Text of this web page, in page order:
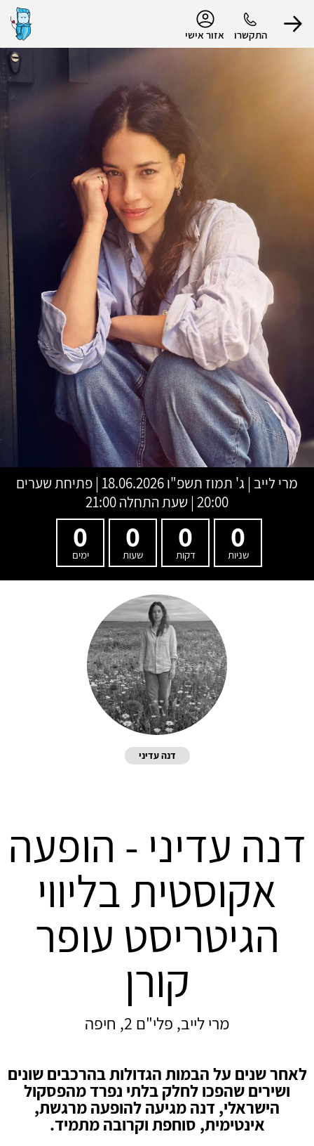
התקשרו אזור אישי
הפרופיל שלי
התנתק
מרי לייב | ג' תמוז תשפ"ו
18.06.2026 | פתיחת שערים
20:00 | שעת התחלה 21:00
0
שניות
0
דקות
0
שעות
0
ימים
דנה עדיני
דנה עדיני - הופעה
אקוסטית בליווי
הגיטריסט עופר
קורן
מרי לייב, פלי"ם 2, חיפה
לאחר שנים על הבמות הגדולות בהרכבים שונים
ושירים שהפכו לחלק בלתי נפרד מהפסקול
הישראלי, דנה מגיעה להופעה מרגשת,
אינטימית, סוחפת וקרובה מתמיד.